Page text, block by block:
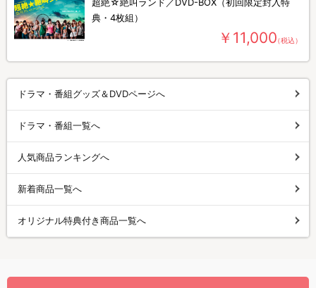
典・4枚組）
￥11,000（税込）
ドラマ・番組グッズ＆DVDページへ
ドラマ・番組一覧へ
人気商品ランキングへ
新着商品一覧へ
オリジナル特典付き商品一覧へ